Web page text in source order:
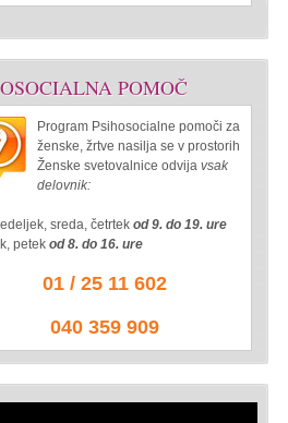
POMOČ
Program Psihosocialne pomoči za
ženske, žrtve nasilja se v prostorih
Ženske svetovalnice odvija vsak
delovnik:
sreda, četrtek od 9. do 19. ure
petek od 8. do 16. ure
01 / 25 11 602
040 359 909